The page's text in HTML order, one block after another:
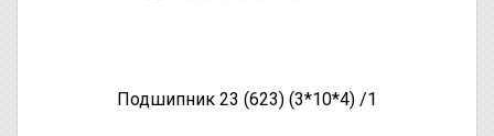
Подшипник 23 (623) (3*10*4) /1